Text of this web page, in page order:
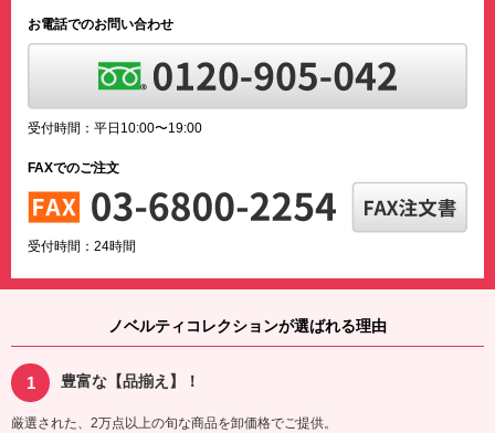
お電話でのお問い合わせ
受付時間：平日10:00〜19:00
FAXでのご注文
受付時間：24時間
ノベルティコレクションが選ばれる理由
豊富な【品揃え】！
厳選された、2万点以上の旬な商品を卸価格でご提供。